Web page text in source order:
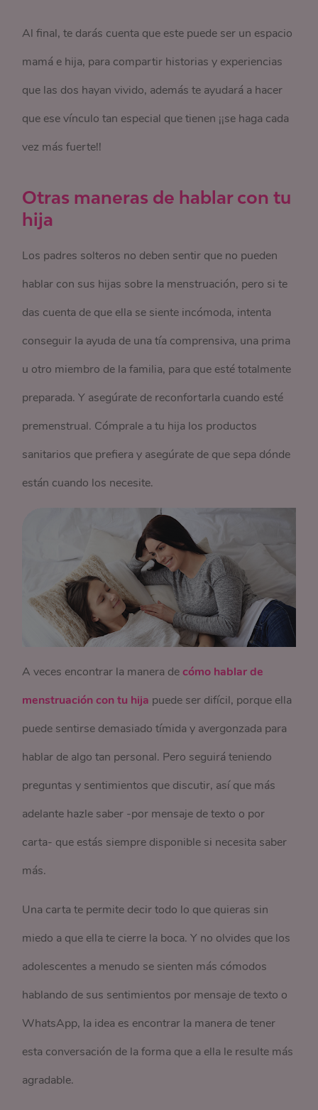
Al final, te darás cuenta que este puede ser un espacio
mamá e hija, para compartir historias y experiencias
que las dos hayan vivido, además te ayudará a hacer
que ese vínculo tan especial que tienen ¡¡se haga cada
vez más fuerte!!
Otras maneras de hablar con tu
hija
Los padres solteros no deben sentir que no pueden
hablar con sus hijas sobre la menstruación, pero si te
das cuenta de que ella se siente incómoda, intenta
conseguir la ayuda de una tía comprensiva, una prima
u otro miembro de la familia, para que esté totalmente
preparada. Y asegúrate de reconfortarla cuando esté
premenstrual. Cómprale a tu hija los productos
sanitarios que prefiera y asegúrate de que sepa dónde
están cuando los necesite.
A veces encontrar la manera decómo hablar de
menstruación con tu hija puede ser difícil, porque ella
puede sentirse demasiado tímida y avergonzada para
hablar de algo tan personal. Pero seguirá teniendo
preguntas y sentimientos que discutir, así que más
adelante hazle saber -por mensaje de texto o por
carta- que estás siempre disponible si necesita saber
más.
Una carta te permite decir todo lo que quieras sin
miedo a que ella te cierre la boca. Y no olvides que los
adolescentes a menudo se sienten más cómodos
hablando de sus sentimientos por mensaje de texto o
WhatsApp, la idea es encontrar la manera de tener
esta conversación de la forma que a ella le resulte más
agradable.